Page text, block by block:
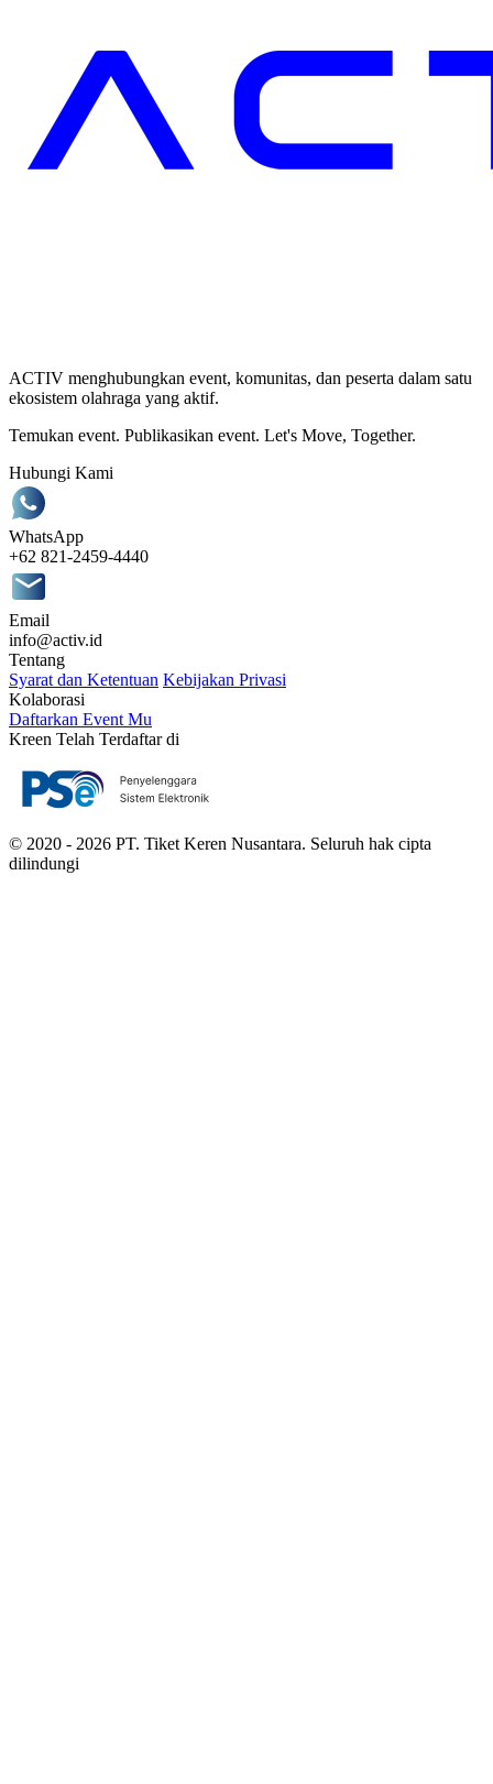
ACTIV menghubungkan event, komunitas, dan peserta dalam satu
ekosistem olahraga yang aktif.
Temukan event. Publikasikan event. Let's Move, Together.
Hubungi Kami
WhatsApp
+62 821-2459-4440
Email
info@activ.id
Tentang
Syarat dan Ketentuan Kebijakan Privasi
Kolaborasi
Daftarkan Event Mu
Kreen Telah Terdaftar di
© 2020 - 2026 PT. Tiket Keren Nusantara. Seluruh hak cipta
dilindungi